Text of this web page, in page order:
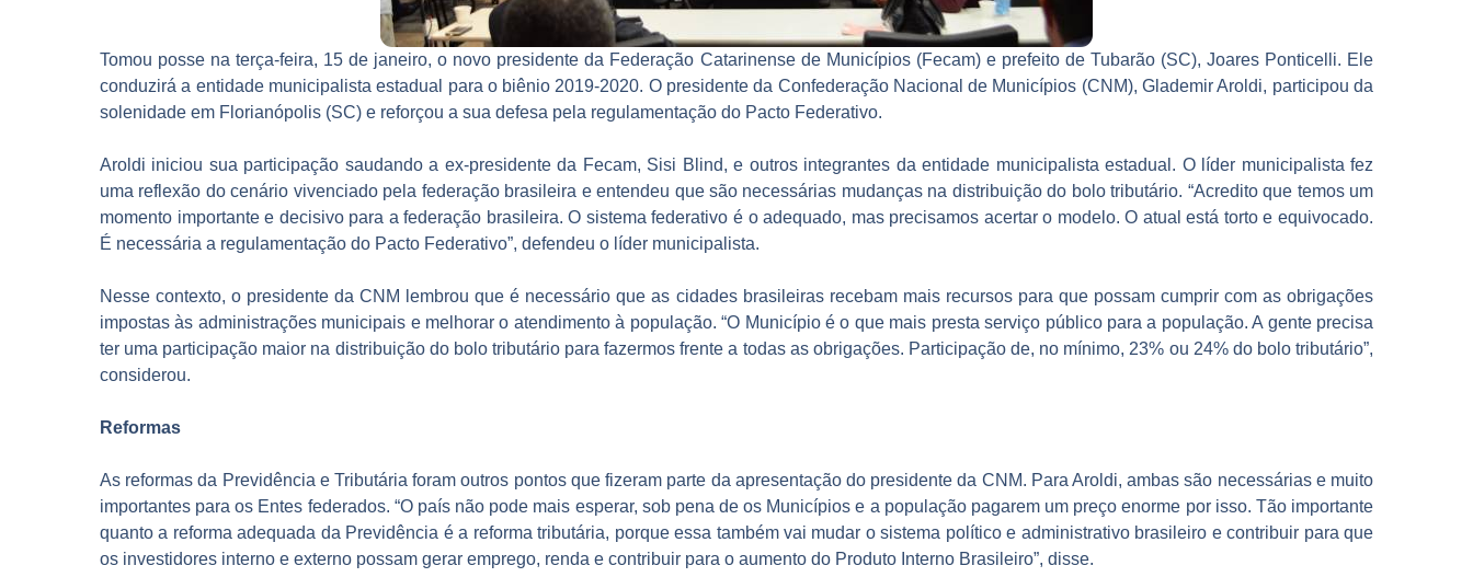
Tomou posse na terça-feira, 15 de janeiro, o novo presidente da Federação Catarinense de Municípios (Fecam) e prefeito de Tubarão (SC), Joares Ponticelli. Ele
conduzirá a entidade municipalista estadual para o biênio 2019-2020. O presidente da Confederação Nacional de Municípios (CNM), Glademir Aroldi, participou da
solenidade em Florianópolis (SC) e reforçou a sua defesa pela regulamentação do Pacto Federativo.
Aroldi iniciou sua participação saudando a ex-presidente da Fecam, Sisi Blind, e outros integrantes da entidade municipalista estadual. O líder municipalista fez
uma reflexão do cenário vivenciado pela federação brasileira e entendeu que são necessárias mudanças na distribuição do bolo tributário. “Acredito que temos um
momento importante e decisivo para a federação brasileira. O sistema federativo é o adequado, mas precisamos acertar o modelo. O atual está torto e equivocado.
É necessária a regulamentação do Pacto Federativo”, defendeu o líder municipalista.
Nesse contexto, o presidente da CNM lembrou que é necessário que as cidades brasileiras recebam mais recursos para que possam cumprir com as obrigações
impostas às administrações municipais e melhorar o atendimento à população. “O Município é o que mais presta serviço público para a população. A gente precisa
ter uma participação maior na distribuição do bolo tributário para fazermos frente a todas as obrigações. Participação de, no mínimo, 23% ou 24% do bolo tributário”,
considerou.
Reformas
As reformas da Previdência e Tributária foram outros pontos que fizeram parte da apresentação do presidente da CNM. Para Aroldi, ambas são necessárias e muito
importantes para os Entes federados. “O país não pode mais esperar, sob pena de os Municípios e a população pagarem um preço enorme por isso. Tão importante
quanto a reforma adequada da Previdência é a reforma tributária, porque essa também vai mudar o sistema político e administrativo brasileiro e contribuir para que
os investidores interno e externo possam gerar emprego, renda e contribuir para o aumento do Produto Interno Brasileiro”, disse.